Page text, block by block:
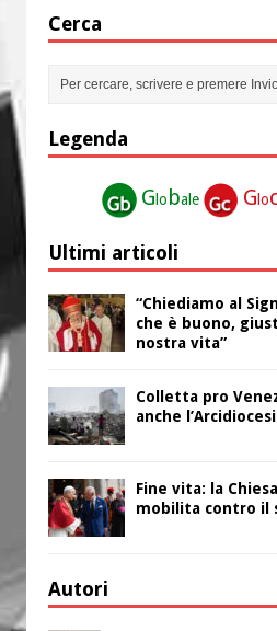
Cerca
Legenda
Globale Glo
Ultimi articoli
“Chiediamo al
che è buono,
nostra vita”
Colletta pro
anche
Fine vita: la
mobilita contro il
Autori